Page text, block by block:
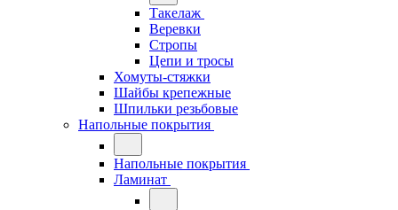
Такелаж
Веревки
Стропы
Цепи и тросы
Хомуты-стяжки
Шайбы крепежные
Шпильки резьбовые
Напольные покрытия
Напольные покрытия
Ламинат